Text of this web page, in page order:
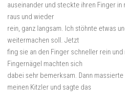
auseinander und steckte ihren Finger
raus und wieder
rein, ganz langsam. Ich stöhnte etwas
weitermachen soll. Jetzt
fing sie an den Finger schneller rein
Fingernägel machten sich
dabei sehr bemerksam. Dann
meinen Kitzler und sagte das